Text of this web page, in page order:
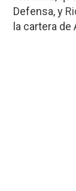
Defensa, y
la cartera de